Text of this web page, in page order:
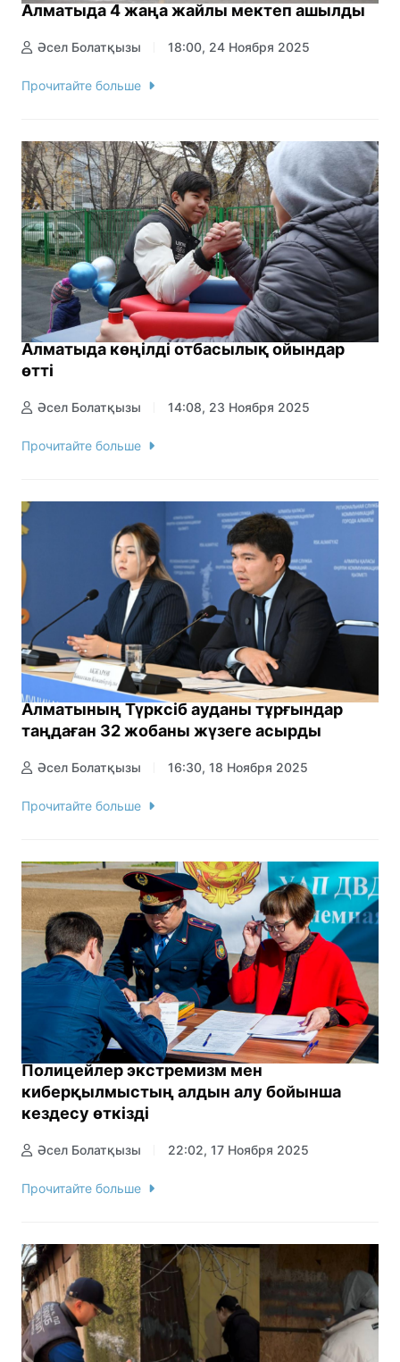
Алматыда 4 жаңа жайлы мектеп ашылды
Әсел Болатқызы 18:00, 24 Ноября 2025
Прочитайте больше
Алматыда көңілді отбасылық ойындар
өтті
Әсел Болатқызы 14:08, 23 Ноября 2025
Прочитайте больше
Алматының Түрксіб ауданы тұрғындар
таңдаған 32 жобаны жүзеге асырды
Әсел Болатқызы 16:30, 18 Ноября 2025
Прочитайте больше
Полицейлер экстремизм мен
киберқылмыстың алдын алу бойынша
кездесу өткізді
Әсел Болатқызы 22:02, 17 Ноября 2025
Прочитайте больше